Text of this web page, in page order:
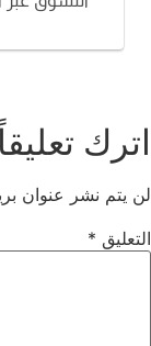
اترك تعليقاً
لن يتم نشر عنوان
التعليق *